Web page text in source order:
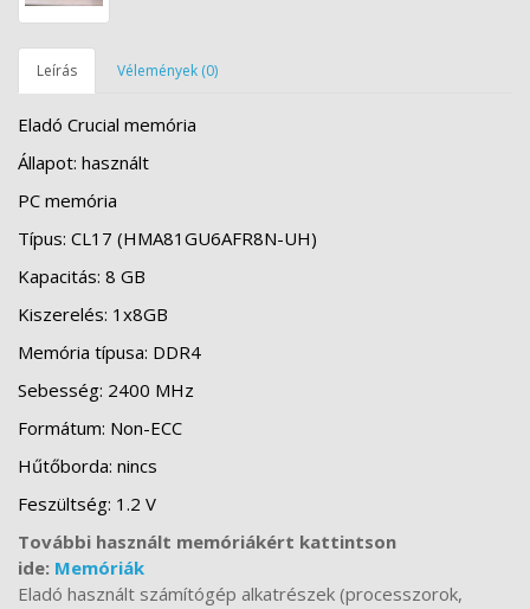
Leírás Vélemények (0)
Eladó Crucial memória
Állapot: használt
PC memória
Típus: CL17 (HMA81GU6AFR8N-UH)
Kapacitás: 8 GB
Kiszerelés: 1x8GB
Memória típusa: DDR4
Sebesség: 2400 MHz
Formátum: Non-ECC
Hűtőborda: nincs
Feszültség: 1.2 V
További használt memóriákért kattintson
ide: Memóriák
Eladó használt számítógép alkatrészek (processzorok,